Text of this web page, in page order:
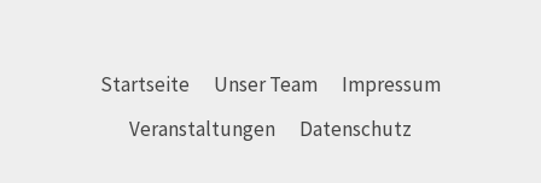
Startseite Unser Team
Impressum
Veranstaltungen
Datenschutz